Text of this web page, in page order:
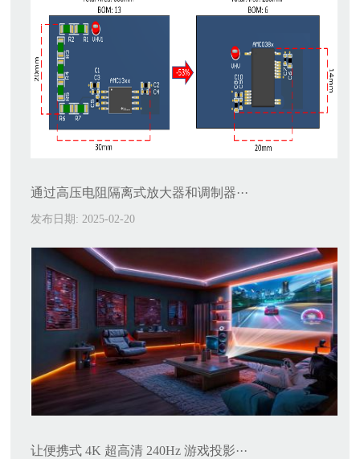
通过高压电阻隔离式放大器和调制器···
发布日期: 2025-02-20
让便携式 4K 超高清 240Hz 游戏投影···